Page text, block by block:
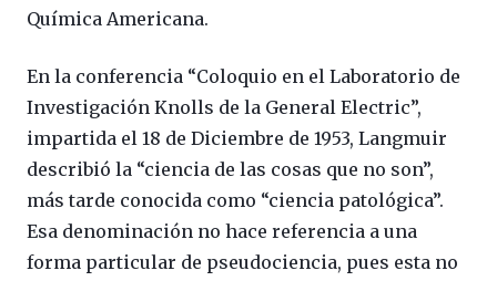
Química Americana.
En la conferencia “Coloquio en el Laboratorio de
Investigación Knolls de la General Electric”,
impartida el 18 de Diciembre de 1953, Langmuir
describió la “ciencia de las cosas que no son”,
más tarde conocida como “ciencia patológica”.
Esa denominación no hace referencia a una
forma particular de pseudociencia, pues esta no